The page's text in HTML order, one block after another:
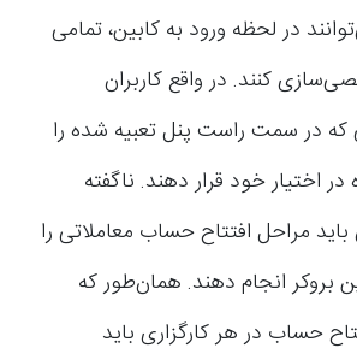
در لحظه ورود به کابین، تمامی
کنند‌. در واقع کاربران
که در سمت راست پنل تعبیه شده را
اختیار خود قرار دهند. ناگفته
باید مراحل افتتاح حساب معاملاتی را
بروکر انجام دهند. همان‌طور که
حساب در هر کارگزاری باید